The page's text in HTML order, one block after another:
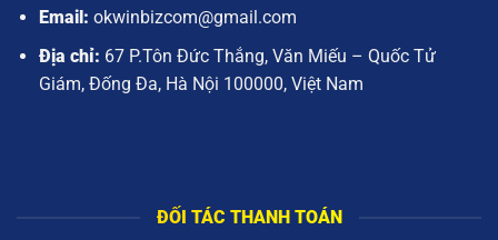
Email: okwinbizcom@gmail.com
Địa chỉ: 67 P.Tôn Đức Thắng, Văn Miếu – Quốc Tử
Giám, Đống Đa, Hà Nội 100000, Việt Nam
ĐỐI TÁC THANH TOÁN